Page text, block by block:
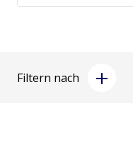
Filtern nach